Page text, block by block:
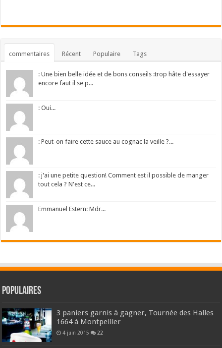
commentaires Récent Populaire Tags
: Une bien belle idée et de bons conseils :trop hâte d'essayer
encore faut il se p...
: Oui...
: Peut-on faire cette sauce au cognac la veille ?...
: j'ai une petite question! Comment est il possible de manger
tout cela ? N'est ce...
Emmanuel Estern: Mdr...
Populaires
3 paniers garnis à gagner, Tournée des Halles
1664 à Montpellier
4 juin 2015 22